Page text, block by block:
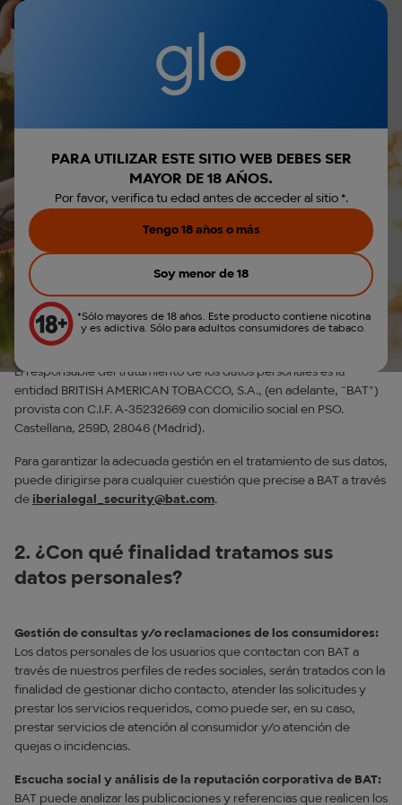
Parece que no has
Crear cuenta
Envio gratis por la compra de Hyper Pro
Política De Privacidad En
Redes Sociales
1. ¿Quién es responsable del
tratamiento de sus datos?
El responsable del tratamiento de los datos personales es la
entidad BRITISH AMERICAN TOBACCO, S.A., (en adelante, “BAT”)
provista con C.I.F. A-35232669 con domicilio social en PSO.
Castellana, 259D, 28046 (Madrid).
Para garantizar la adecuada gestión en el tratamiento de sus datos,
puede dirigirse para cualquier cuestión que precise a BAT a través
de iberialegal_security@bat.com.
2. ¿Con qué finalidad tratamos sus
datos personales?
Gestión de consultas y/o reclamaciones de los consumidores:
Los datos personales de los usuarios que contactan con BAT a
través de nuestros perfiles de redes sociales, serán tratados con la
finalidad de gestionar dicho contacto, atender las solicitudes y
prestar los servicios requeridos, como puede ser, en su caso,
prestar servicios de atención al consumidor y/o atención de
quejas o incidencias.
Escucha social y análisis de la reputación corporativa de BAT:
BAT puede analizar las publicaciones y referencias que realicen los
PARA UTILIZAR ESTE SITIO WEB DEBES SER
MAYOR DE 18 AÑOS.
Por favor, verifica tu edad antes de acceder al sitio *.
Soy menor de 18
Tengo 18 años o más
*Sólo mayores de 18 años. Este producto contiene nicotina
y es adictiva. Sólo para adultos consumidores de tabaco.